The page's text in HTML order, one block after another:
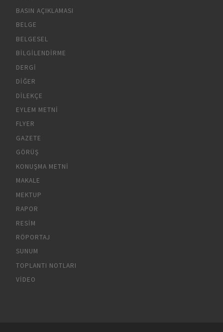
BASIN AÇIKLAMASI
BELGE
BELGESEL
BILGILENDIRME
DERGI
DIĞER
DILEKÇE
EYLEM METNI
FLYER
GAZETE
GÖRÜŞ
KONUŞMA METNI
MAKALE
MEKTUP
RAPOR
RESIM
RÖPORTAJ
SUNUM
TOPLANTI NOTLARI
VIDEO